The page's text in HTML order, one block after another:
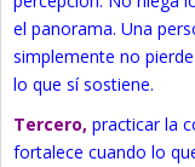
el panorama. Una
simplemente no
lo que sí sostiene.
Tercero, practicar la
fortalece cuando lo